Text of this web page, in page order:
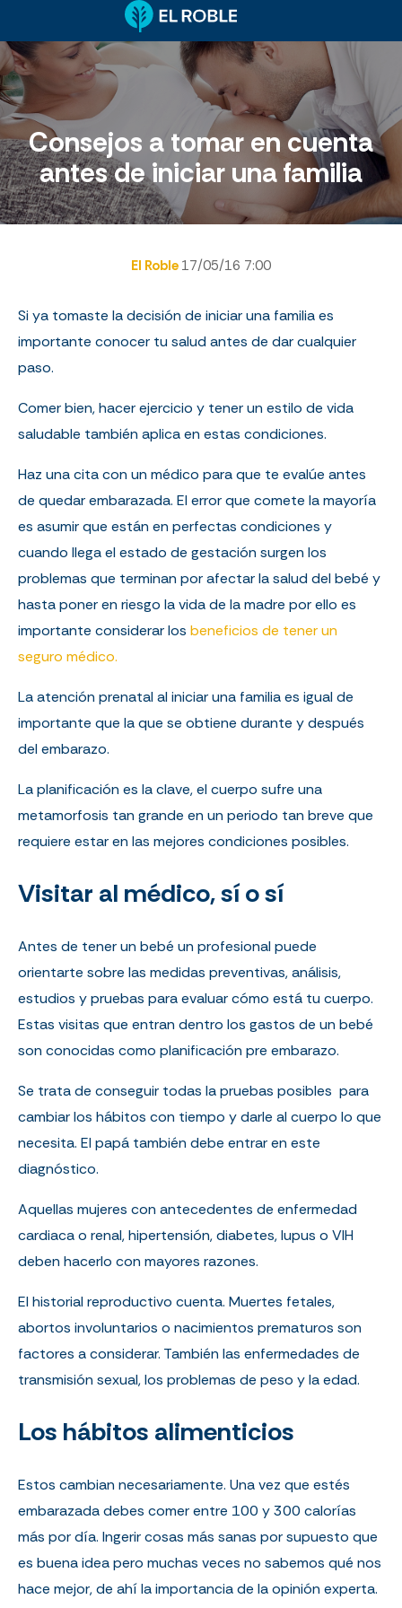
Consejos a tomar en cuenta
antes de iniciar una familia
El Roble 17/05/16 7:00
Si ya tomaste la decisión de iniciar una familia es
importante conocer tu salud antes de dar cualquier
paso.
Comer bien, hacer ejercicio y tener un estilo de vida
saludable también aplica en estas condiciones.
Haz una cita con un médico para que te evalúe antes
de quedar embarazada. El error que comete la mayoría
es asumir que están en perfectas condiciones y
cuando llega el estado de gestación surgen los
problemas que terminan por afectar la salud del bebé y
hasta poner en riesgo la vida de la madre por ello es
importante considerar los beneficios de tener un
seguro médico.
La atención prenatal al iniciar una familia es igual de
importante que la que se obtiene durante y después
del embarazo.
La planificación es la clave, el cuerpo sufre una
metamorfosis tan grande en un periodo tan breve que
requiere estar en las mejores condiciones posibles.
Visitar al médico, sí o sí
Antes de tener un bebé un profesional puede
orientarte sobre las medidas preventivas, análisis,
estudios y pruebas para evaluar cómo está tu cuerpo.
Estas visitas que entran dentro los gastos de un bebé
son conocidas como planificación pre embarazo.
Se trata de conseguir todas la pruebas posibles para
cambiar los hábitos con tiempo y darle al cuerpo lo que
necesita. El papá también debe entrar en este
diagnóstico.
Aquellas mujeres con antecedentes de enfermedad
cardiaca o renal, hipertensión, diabetes, lupus o VIH
deben hacerlo con mayores razones.
El historial reproductivo cuenta. Muertes fetales,
abortos involuntarios o nacimientos prematuros son
factores a considerar. También las enfermedades de
transmisión sexual, los problemas de peso y la edad.
Los hábitos alimenticios
Estos cambian necesariamente. Una vez que estés
embarazada debes comer entre 100 y 300 calorías
más por día. Ingerir cosas más sanas por supuesto que
es buena idea pero muchas veces no sabemos qué nos
hace mejor, de ahí la importancia de la opinión experta.